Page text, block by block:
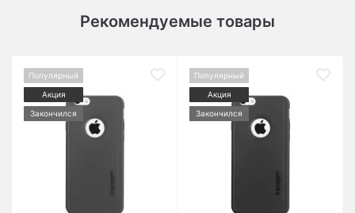
Рекомендуемые товары
Популярный
Акция
Закончился
Популярный
Акция
Закончился